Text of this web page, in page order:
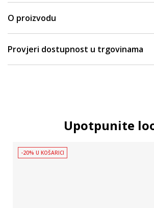
O proizvodu
Provjeri dostupnost u trgovinama
Upotpunite
-20% U KOŠARICI